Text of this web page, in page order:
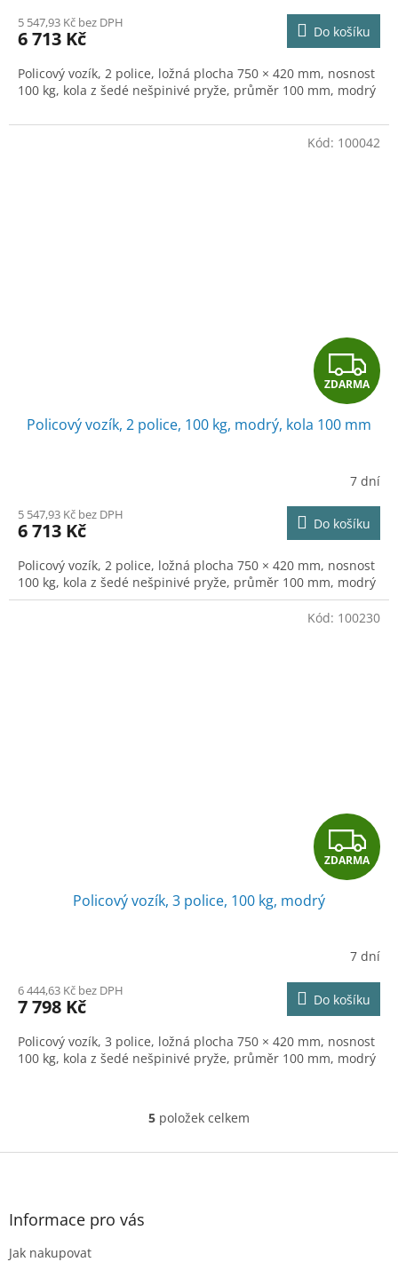
M
A
5 547,93 Kč bez DPH
6 713 Kč Do košíku
Policový vozík, 2 police, ložná plocha 750 × 420 mm, nosnost
100 kg, kola z šedé nešpinivé pryže, průměr 100 mm, modrý
Z
D
A
R
M
A
ZDARMA
Policový vozík, 2 police, 100 kg, modrý, kola 100 mm
7 dní
5 547,93 Kč bez DPH
6 713 Kč Do košíku
Policový vozík, 2 police, ložná plocha 750 × 420 mm, nosnost
100 kg, kola z šedé nešpinivé pryže, průměr 100 mm, modrý
Kód: 100042
Z
D
R
M
A
ZDARMA
Policový vozík, 3 police, 100 kg, modrý
7 dní
6 444,63 Kč bez DPH
7 798 Kč Do košíku
Policový vozík, 3 police, ložná plocha 750 × 420 mm, nosnost
100 kg, kola z šedé nešpinivé pryže, průměr 100 mm, modrý
Kód: 100230
O
l
5 položek celkem
Z
Informace pro vás
Jak nakupovat